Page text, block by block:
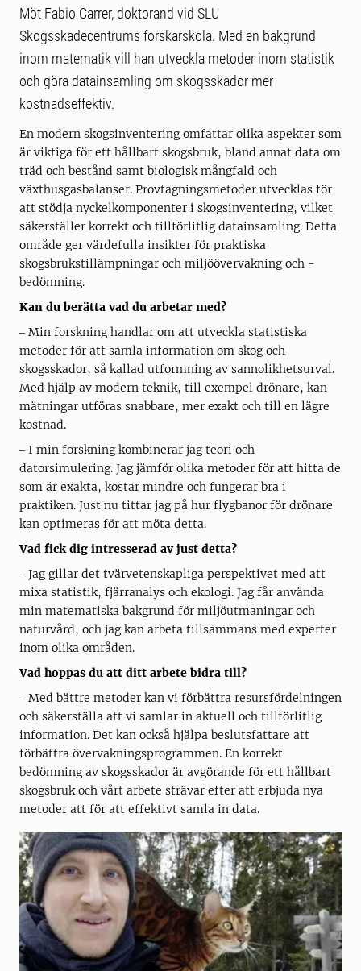
Möt Fabio Carrer, doktorand vid SLU
Skogsskadecentrums forskarskola. Med en bakgrund
inom matematik vill han utveckla metoder inom statistik
och göra datainsamling om skogsskador mer
kostnadseffektiv.
En modern skogsinventering omfattar olika aspekter som
är viktiga för ett hållbart skogsbruk, bland annat data om
träd och bestånd samt biologisk mångfald och
växthusgasbalanser. Provtagningsmetoder utvecklas för
att stödja nyckelkomponenter i skogsinventering, vilket
säkerställer korrekt och tillförlitlig datainsamling. Detta
område ger värdefulla insikter för praktiska
skogsbrukstillämpningar och miljöövervakning och -
bedömning.
Kan du berätta vad du arbetar med?
‒ Min forskning handlar om att utveckla statistiska
metoder för att samla information om skog och
skogsskador, så kallad utformning av sannolikhetsurval.
Med hjälp av modern teknik, till exempel drönare, kan
mätningar utföras snabbare, mer exakt och till en lägre
kostnad.
‒ I min forskning kombinerar jag teori och
datorsimulering. Jag jämför olika metoder för att hitta de
som är exakta, kostar mindre och fungerar bra i
praktiken. Just nu tittar jag på hur flygbanor för drönare
kan optimeras för att möta detta.
Vad fick dig intresserad av just detta?
‒ Jag gillar det tvärvetenskapliga perspektivet med att
mixa statistik, fjärranalys och ekologi. Jag får använda
min matematiska bakgrund för miljöutmaningar och
naturvård, och jag kan arbeta tillsammans med experter
inom olika områden.
Vad hoppas du att ditt arbete bidra till?
‒ Med bättre metoder kan vi förbättra resursfördelningen
och säkerställa att vi samlar in aktuell och tillförlitlig
information. Det kan också hjälpa beslutsfattare att
förbättra övervakningsprogrammen. En korrekt
bedömning av skogsskador är avgörande för ett hållbart
skogsbruk och vårt arbete strävar efter att erbjuda nya
metoder att för att effektivt samla in data.